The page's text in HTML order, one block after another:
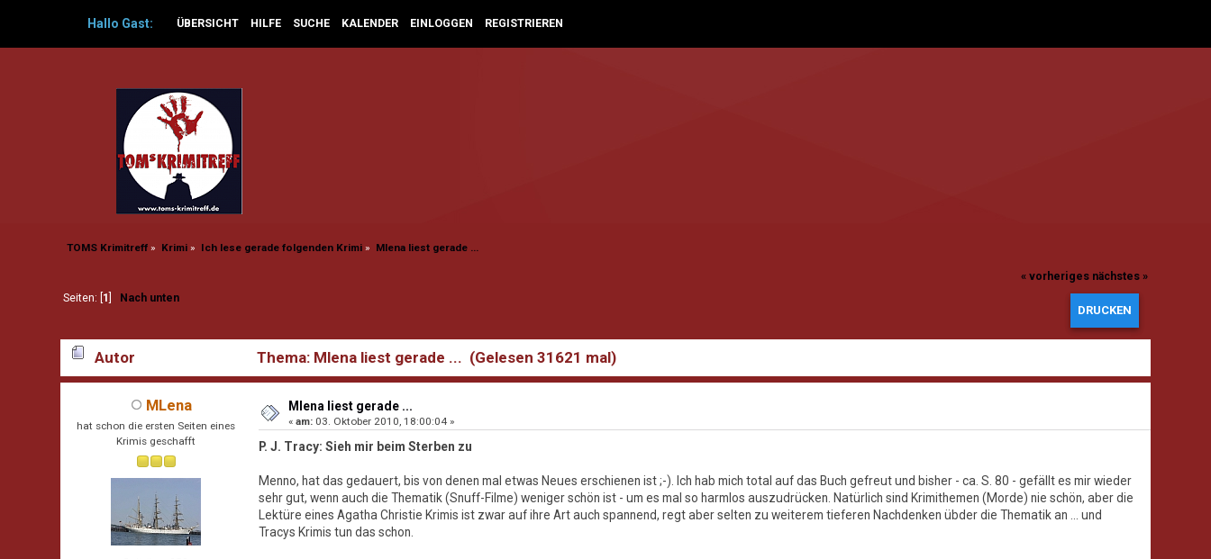
Hallo Gast: ÜBERSICHT HILFE SUCHE KALENDER EINLOGGEN REGISTRIEREN
TOMS Krimitreff » Krimi» Ich lese gerade folgenden Krimi» Mlena liest gerade ...
« vorheriges nächstes »
DRUCKEN
Seiten: [ 1 Nach unten
Autor Thema: Mlena liest gerade ... (Gelesen 31621 mal)
MLena
hat schon die ersten Seiten eines
Krimis geschafft
Mlena liest gerade ...
«am: 03. Oktober 2010, 18:00:04 »
P. J. Tracy: Sieh mir beim Sterben zu
Menno, hat das gedauert, bis von denen mal etwas Neues erschienen ist ;-). Ich hab mich total auf das Buch gefreut und bisher - ca. S. 80 - gefällt es mir wieder
sehr gut, wenn auch die Thematik (Snuff-Filme) weniger schön ist - um es mal so harmlos auszudrücken. Natürlich sind Krimithemen (Morde) nie schön, aber die
Lektüre eines Agatha Christie Krimis ist zwar auf ihre Art auch spannend, regt aber selten zu weiterem tieferen Nachdenken übder die Thematik an ... und
Tracys Krimis tun das schon.